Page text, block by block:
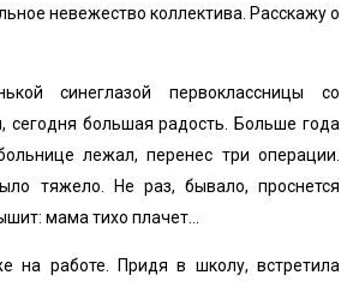
невежество коллектива. Расскажу о
синеглазой первоклассницы со
сегодня большая радость. Больше года
лежал, перенес три операции.
тяжело. Не раз, бывало, проснется
мама тихо плачет...
на работе. Придя в школу, встретила